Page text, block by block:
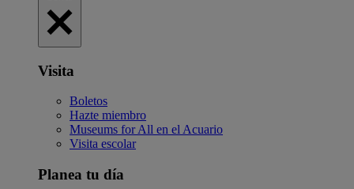
Visita
Boletos
Hazte miembro
Museums for All en el Acuario
Visita escolar
Planea tu día